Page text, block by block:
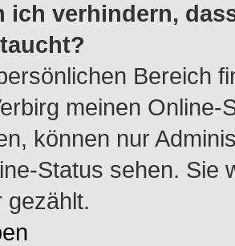
ich verhindern,
Bereich
meinen
können nur
Status sehen. Sie
gezählt.